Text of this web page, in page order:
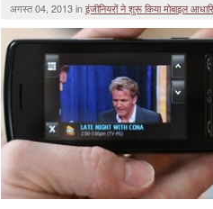
अगस्त 04, 2013 inइंजीनियरों ने शुरू किया मोबाइल